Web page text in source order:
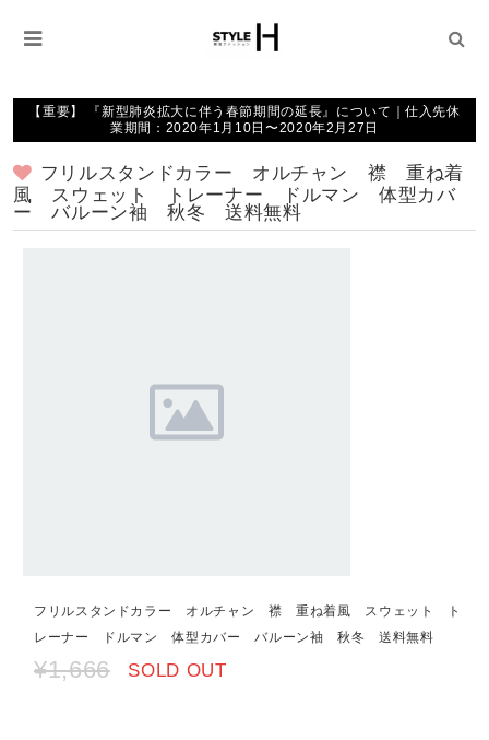
【重要】 『新型肺炎拡大に伴う春節期間の延長』について｜仕入先休
業期間：2020年1月10日〜2020年2月27日
フリルスタンドカラー オルチャン 襟 重ね着
風 スウェット トレーナー ドルマン 体型カバ
ー バルーン袖 秋冬 送料無料
フリルスタンドカラー オルチャン 襟 重ね着風 スウェット ト
レーナー ドルマン 体型カバー バルーン袖 秋冬 送料無料
¥1,666 SOLD OUT